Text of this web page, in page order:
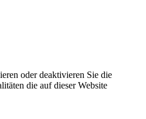
oder deaktivieren Sie die
die auf dieser Website